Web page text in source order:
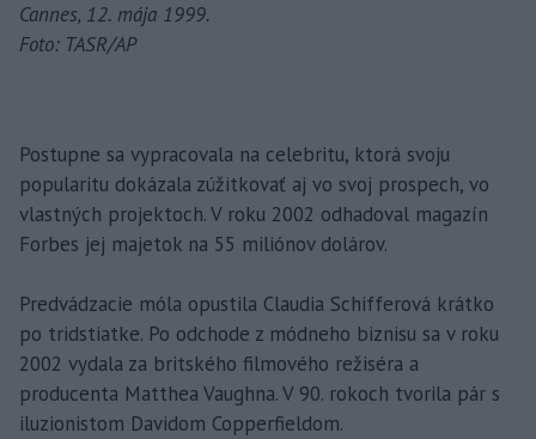
Cannes, 12. mája 1999.
Foto: TASR/AP
Postupne sa vypracovala na celebritu, ktorá svoju
popularitu dokázala zúžitkovať aj vo svoj prospech, vo
vlastných projektoch. V roku 2002 odhadoval magazín
Forbes jej majetok na 55 miliónov dolárov.
Predvádzacie móla opustila Claudia Schifferová krátko
po tridstiatke. Po odchode z módneho biznisu sa v roku
2002 vydala za britského filmového režiséra a
producenta Matthea Vaughna. V 90. rokoch tvorila pár s
iluzionistom Davidom Copperfieldom.